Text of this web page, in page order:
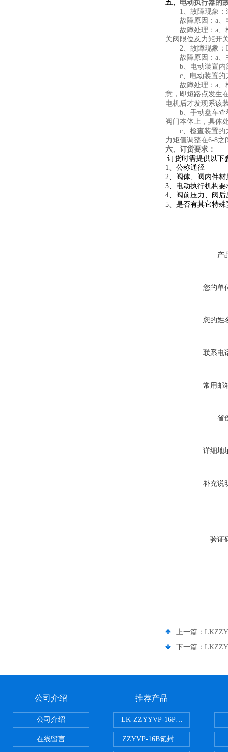
五、 电动执行器的
1、故障现象：
故障原因：a、电
故障处理：a、检
关阀限位及力矩开
2、故障现象：
故障原因：a、主
b、电动装置内
c、电动装置的力
故障处理：a、检
意，即短路点发生
电机后才发现系该
b、手动盘车查看
阀门本体上，具体
c、检查装置的力
力矩值调整在6-8
六、订货要求：
订货时需提供以下
1、公称通径
2、阀体、阀内件材
3、电动执行机构要
4、阀前压力、阀
5、是否有其它特殊
产
您的单
您的姓
联系电
常用邮
省
详细地
补充说
验证
上一篇：
下一篇：
公司介绍
公司介绍
在线留言
推荐产品
LK-ZZYYVP-16P不锈钢氮封阀
ZZYVP-16B氮封供氮阀